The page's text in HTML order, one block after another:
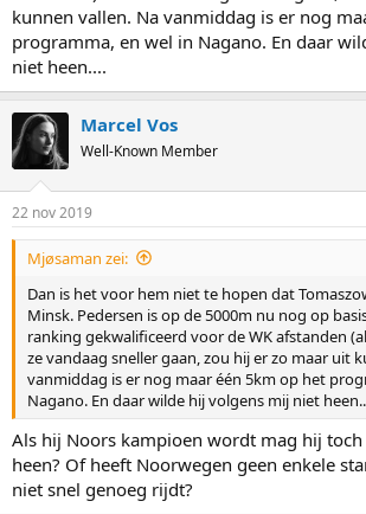
kunnen vallen. Na vanmiddag is er nog
programma, en wel in Nagano. En daar
niet heen....
Marcel Vos
Well-Known Member
22 nov 2019
Mjøsaman zei:
Dan is het voor hem niet te hopen dat
Minsk. Pedersen is op de 5000m nu nog op
ranking gekwalificeerd voor de WK afstanden
ze vandaag sneller gaan, zou hij er zo maar uit
vanmiddag is er nog maar één 5km op het
Nagano. En daar wilde hij volgens mij niet
Als hij Noors kampioen wordt mag hij toch
heen? Of heeft Noorwegen geen enkele
niet snel genoeg rijdt?